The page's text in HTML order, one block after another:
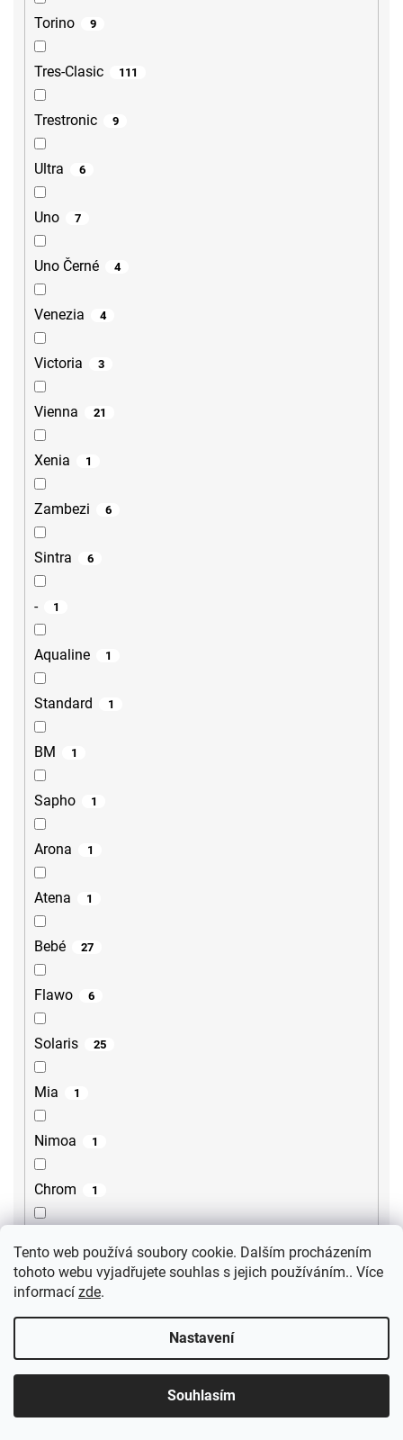
Tento web používá soubory cookie. Dalším procházením
tohoto webu vyjadřujete souhlas s jejich používáním.. Více
informací zde.
Nastavení
Souhlasím
Torino 9
Tres-Clasic 111
Trestronic 9
Ultra 6
Uno 7
Uno Černé 4
Venezia 4
Victoria 3
Vienna 21
Xenia 1
Zambezi 6
Sintra 6
- 1
Aqualine 1
Standard 1
BM 1
Sapho 1
Arona 1
Atena 1
Bebé 27
Flawo 6
Solaris 25
Mia 1
Nimoa 1
Chrom 1
Lore 2